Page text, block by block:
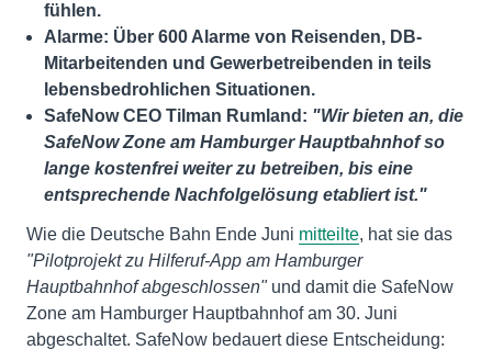
fühlen.
Alarme: Über 600 Alarme von Reisenden, DB-
Mitarbeitenden und Gewerbetreibenden in teils
lebensbedrohlichen Situationen.
SafeNow CEO Tilman Rumland: "Wir bieten an, die
SafeNow Zone am Hamburger Hauptbahnhof so
lange kostenfrei weiter zu betreiben, bis eine
entsprechende Nachfolgelösung etabliert ist."
Wie die Deutsche Bahn Ende Juni mitteilte, hat sie das
"Pilotprojekt zu Hilferuf-App am Hamburger
Hauptbahnhof abgeschlossen"und damit die SafeNow
Zone am Hamburger Hauptbahnhof am 30. Juni
abgeschaltet. SafeNow bedauert diese Entscheidung: